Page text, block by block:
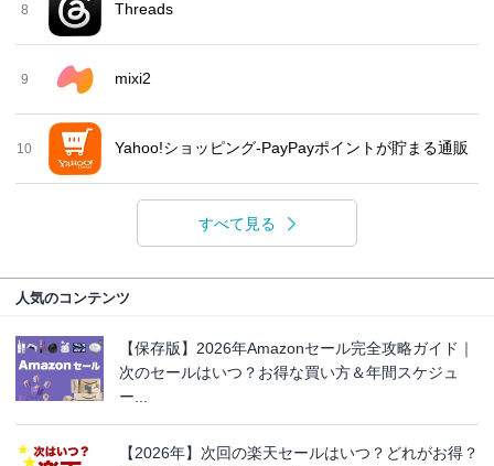
8 Threads
9 mixi2
10 Yahoo!ショッピング-PayPayポイントが貯まる通販
すべて見る
人気のコンテンツ
【保存版】2026年Amazonセール完全攻略ガイド｜
次のセールはいつ？お得な買い方＆年間スケジュ
ー...
【2026年】次回の楽天セールはいつ？どれがお得？